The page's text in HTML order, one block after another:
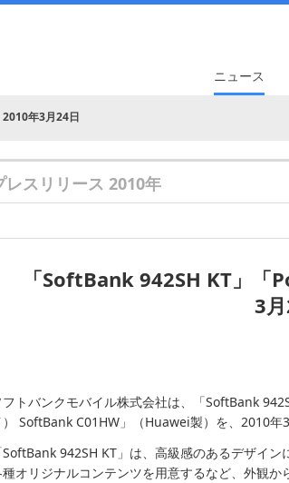
ニュース
2010年3月24日
レスリリース 2010年
「SoftBank 942SH KT」「
3
フトバンクモバイル株式会社は、「SoftBank
） SoftBank C01HW」（Huawei製）を、2010年
SoftBank 942SH KT」は、高級感のあるデザイ
オリジナルコンテンツを用意するなど、外観